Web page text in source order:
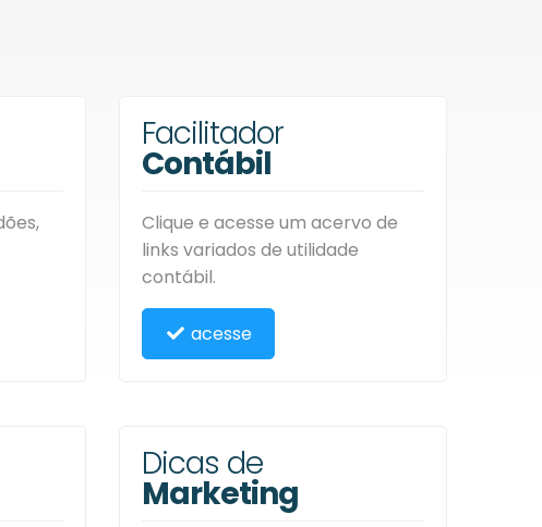
Facilitador
Contábil
Clique e acesse um acervo de
links variados de utilidade
contábil.
acesse
Dicas de
Marketing